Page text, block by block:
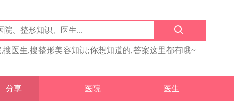
搜医生,搜整形美容知识;你想知道的,答案这里都有哦~
分享 医院 医生